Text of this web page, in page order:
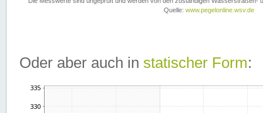
Oder aber auch in statischer Form: